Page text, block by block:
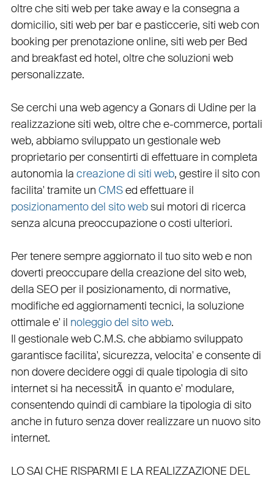
oltre chesiti web per take awaye la consegna a
domicilio, siti web per bare pasticcerie, siti web con
booking per prenotazione online, siti web per Bed
and breakfast ed hotel, oltre chesoluzioni web
personalizzate.
Se cerchi una web agency a Gonarsdi Udine per la
realizzazione siti web, oltre chee-commerce, portali
web, abbiamo sviluppato un gestionale web
proprietario per consentirti di effettuare in completa
autonomia la creazione di siti web, gestire il sito con
facilita' tramite un CMSed effettuare il
posizionamento del sito websui motori di ricerca
senza alcuna preoccupazione o costi ulteriori.
Per tenere sempre aggiornato il tuo sito web e non
doverti preoccupare della creazione del sito web,
della SEOper il posizionamento, di normative,
modifiche ed aggiornamenti tecnici, la soluzione
ottimale e' il noleggio del sito web.
Il gestionale web C.M.S. che abbiamo sviluppato
garantiscefacilita', sicurezza, velocita' e consente di
non dovere decidere oggi di quale tipologia di sito
internet si ha necessitÃ in quanto e' modulare,
consentendo quindi di cambiare la tipologia di sito
anche in futuro senza dover realizzare un nuovo sito
internet.
LO SAI CHE RISPARMI E LA REALIZZAZIONE DEL